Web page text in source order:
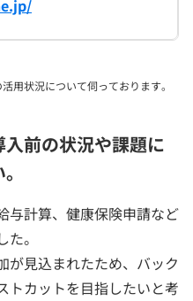
用状況について伺っております。
入前の状況や課題に
与計算、健康保険申請など
。
が見込まれたため、バック
トカットを目指したいと考